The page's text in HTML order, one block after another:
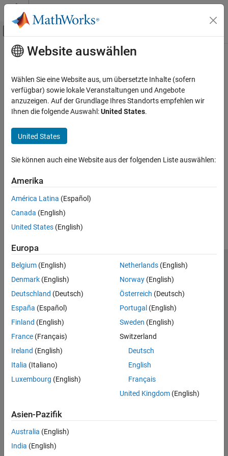
Weiter zum Inhalt
Umschaltung für Off-Canvas-
Startseite der Dokumentation
Hauptinhalt
How useful was this information?
Website auswählen
Wählen Sie eine Website aus, um übersetzte Inhalte (sofern
verfügbar) sowie lokale Veranstaltungen und Angebote
anzuzeigen. Auf der Grundlage Ihres Standorts empfehlen wir
Ihnen die folgende Auswahl:United States.
United States
Sie können auch eine Website aus der folgenden Liste auswählen:
Amerika
América Latina (Español)
Canada (English)
United States (English)
Europa
Belgium (English)
Denmark (English)
Deutschland (Deutsch)
España (Español)
Finland (English)
France (Français)
Ireland (English)
Italia (Italiano)
Luxembourg (English)
Netherlands(English)
Norway(English)
Österreich (Deutsch)
Portugal (English)
Sweden (English)
Switzerland
Deutsch
English
Français
United Kingdom(English)
Asien-Pazifik
Australia (English)
India (English)
Trust Center
Datenschutz-Richtlinien
Datendiebstahl verhindern
Status von Anwendungen
© 1994-2026 The MathWorks, Inc.
Website auswählen
Deutschland